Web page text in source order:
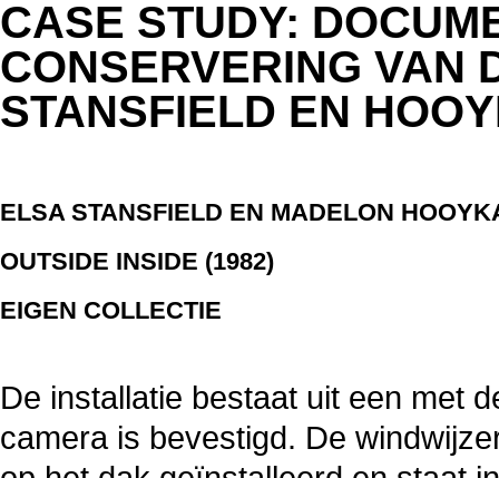
CASE STUDY:
CONSERVERING VAN
STANSFIELD EN
ELSA STANSFIELD EN MADELON
OUTSIDE INSIDE (1982)
EIGEN COLLECTIE
De installatie bestaat uit een met
camera is bevestigd. De